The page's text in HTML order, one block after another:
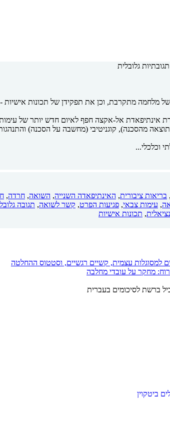
גלובלית
מתקרבת, וכן את תפקידן של תכונות אישיות -
מהסכנה), קוגניטיבי (מחשבה על הסכנה)
, בריאות ציבורית, האינתיפאדה השנייה, השואה, חרדה,
, עימות צבאי, פגיעות הפרט, קשר לשואה, תגובה
, תכונות אישיות
למסוגלות עצמית, קשיים רגשיים, וסטטוס ההחלטה
מחקר על עובדי מחלבה